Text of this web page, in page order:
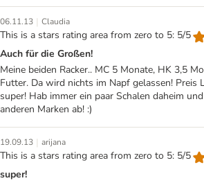
06.11.13 | Claudia
This is a stars rating area from zero to 5: 5/5
Auch für die Großen!
Meine beiden Racker.. MC 5 Monate, HK 3,5
Futter. Da wird nichts im Napf gelassen! Preis
super! Hab immer ein paar Schalen daheim
anderen Marken ab! :)
19.09.13 | arijana
This is a stars rating area from zero to 5: 5/5
super!